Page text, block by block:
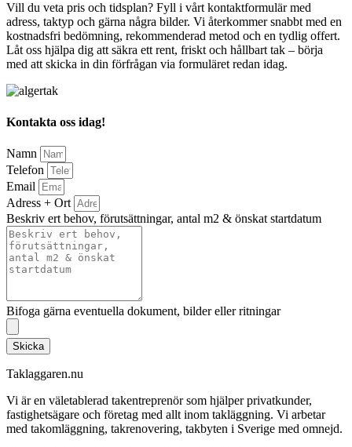
Vill du veta pris och tidsplan? Fyll i vårt kontaktformulär med
adress, taktyp och gärna några bilder. Vi återkommer snabbt med en
kostnadsfri bedömning, rekommenderad metod och en tydlig offert.
Låt oss hjälpa dig att säkra ett rent, friskt och hållbart tak – börja
med att skicka in din förfrågan via formuläret redan idag.
Kontakta oss idag!
Namn
Telefon
Email
Adress + Ort
Beskriv ert behov, förutsättningar, antal m2 & önskat startdatum
Bifoga gärna eventuella dokument, bilder eller ritningar
Skicka
Taklaggaren.nu
Vi är en väletablerad takentreprenör som hjälper privatkunder,
fastighetsägare och företag med allt inom takläggning. Vi arbetar
med takomläggning, takrenovering, takbyten i Sverige med omnejd.